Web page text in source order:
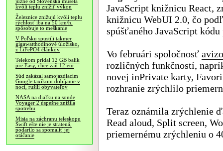
južne od Slovenska musela
kvôli teplu znížiť výkon
Železnice znižujú kvôli teplu
rýchlosť iba na 50 km/h,
spôsobuje to meškanie
V Poľsku spustili takmer
gigawatthodinové úložisko,
z LiFePO4 článkov
Telekom pridal 12 GB balík
pre Easy, chce zaň 12 eur
Súd zakázal samojazdiacim
Google taxíkom dobíjanie v
noci, rušili obyvateľov
NASA na diaľku na sonde
Voyager 2 úspešne znížila
spotrebu
Misia na záchranu teleskopu
Swift ešte nie je stratená,
podarilo sa spomaliť jej
otáčanie
JavaScript knižnicu React,
knižnicu WebUI 2.0, čo
spúšťaného JavaScript
Vo februári spoločnosť
rozličných funkčností,
novej inPrivate karty,
rozhranie zrýchlilo
Teraz oznámila zrýchlenie
Read aloud, Split screen,
priemernému zrýchleniu o